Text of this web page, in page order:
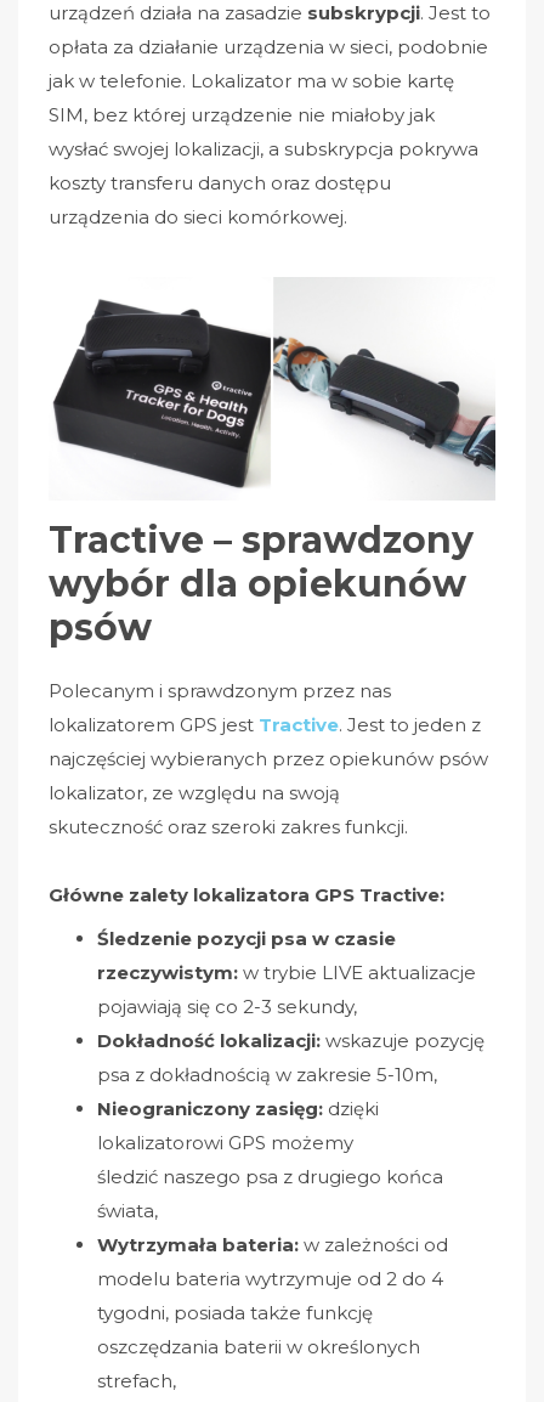
urządzeń działa na zasadzie subskrypcji. Jest to
opłata za działanie urządzenia w sieci, podobnie
jak w telefonie. Lokalizator ma w sobie kartę
SIM, bez której urządzenie nie miałoby jak
wysłać swojej lokalizacji, a subskrypcja pokrywa
koszty transferu danych oraz dostępu
urządzenia do sieci komórkowej.
Tractive – sprawdzony
wybór dla opiekunów
psów
Polecanym i sprawdzonym przez nas
lokalizatorem GPS jest Tractive. Jest to jeden z
najczęściej wybieranych przez opiekunów psów
lokalizator, ze względu na swoją
skuteczność oraz szeroki zakres funkcji.
Główne zalety lokalizatora GPS Tractive:
Śledzenie pozycji psa w czasie
rzeczywistym: w trybie LIVE aktualizacje
pojawiają się co 2-3 sekundy,
Dokładność lokalizacji: wskazuje pozycję
psa z dokładnością w zakresie 5-10m,
Nieograniczony zasięg: dzięki
lokalizatorowi GPS możemy
śledzić naszego psa z drugiego końca
świata,
Wytrzymała bateria: w zależności od
modelu bateria wytrzymuje od 2 do 4
tygodni, posiada także funkcję
oszczędzania baterii w określonych
strefach,